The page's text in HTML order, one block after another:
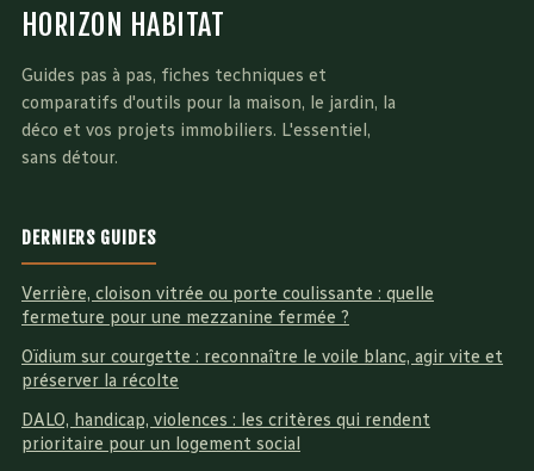
HORIZON HABITAT
Guides pas à pas, fiches techniques et
comparatifs d'outils pour la maison, le jardin, la
déco et vos projets immobiliers. L'essentiel,
sans détour.
DERNIERS GUIDES
Verrière, cloison vitrée ou porte coulissante : quelle
fermeture pour une mezzanine fermée ?
Oïdium sur courgette : reconnaître le voile blanc, agir vite et
préserver la récolte
DALO, handicap, violences : les critères qui rendent
prioritaire pour un logement social